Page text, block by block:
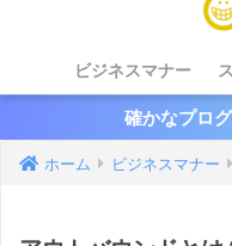
ビジネスマナー
確かなプロ
ホーム ビジネスマナー